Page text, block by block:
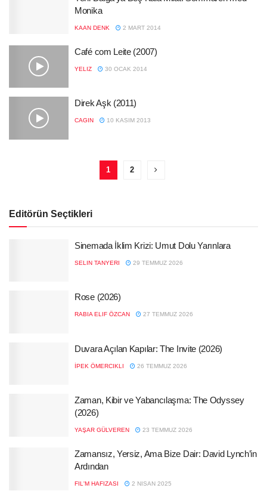
Monika
KAAN DENK 2 MART 2014
Café com Leite (2007)
YELIZ 30 OCAK 2014
Direk Aşk (2011)
CAGIN 10 KASIM 2013
1 2
Editörün Seçtikleri
Sinemada İklim Krizi: Umut Dolu Yarınlara
SELIN TANYERI 29 TEMMUZ 2026
Rose (2026)
RABIA ELIF ÖZCAN 27 TEMMUZ 2026
Duvara Açılan Kapılar: The Invite (2026)
İPEK ÖMERCIKLI 26 TEMMUZ 2026
Zaman, Kibir ve Yabancılaşma: The Odyssey
(2026)
YAŞAR GÜLVEREN 23 TEMMUZ 2026
Zamansız, Yersiz, Ama Bize Dair: David Lynch’in
Ardından
FIL'M HAFIZASI 2 NISAN 2025